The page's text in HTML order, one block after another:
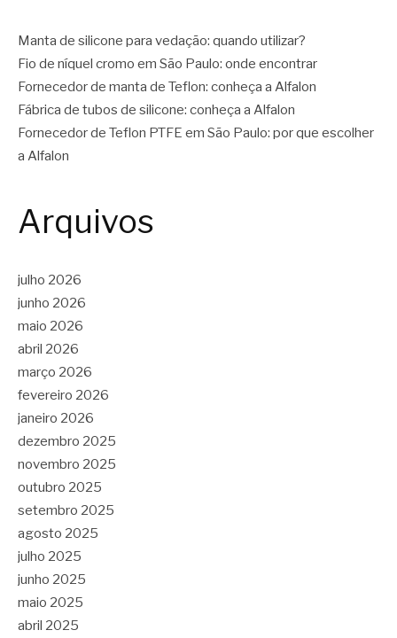
Manta de silicone para vedação: quando utilizar?
Fio de níquel cromo em São Paulo: onde encontrar
Fornecedor de manta de Teflon: conheça a Alfalon
Fábrica de tubos de silicone: conheça a Alfalon
Fornecedor de Teflon PTFE em São Paulo: por que escolher
a Alfalon
Arquivos
julho 2026
junho 2026
maio 2026
abril 2026
março 2026
fevereiro 2026
janeiro 2026
dezembro 2025
novembro 2025
outubro 2025
setembro 2025
agosto 2025
julho 2025
junho 2025
maio 2025
abril 2025